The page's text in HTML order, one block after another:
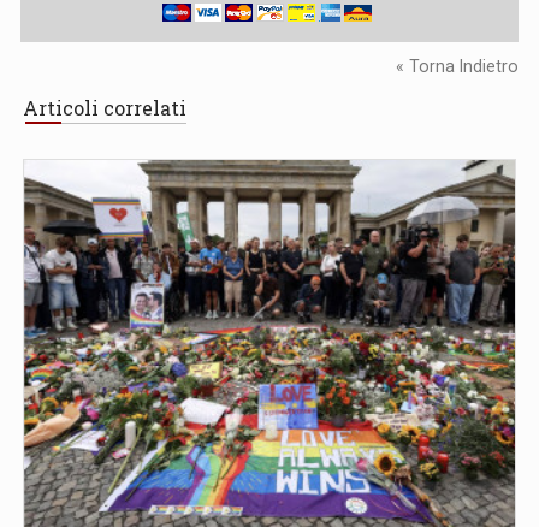
« Torna Indietro
Articoli correlati